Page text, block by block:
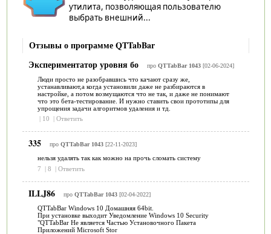
утилита, позволяющая пользователю
выбрать внешний...
Отзывы о программе QTTabBar
Экспериментатор уровня бо
про QTTabBar 1043[02-06-2024]
Люди просто не разобравшись что качают сразу же,
устанавливают,а когда установили даже не разбираются в
настройке, а потом возмущаются что не так, и даже не понимают
что это бета-тестирование. И нужно ставить свои прототипы для
упрощения задачи алгоритмов удаления и тд.
10 Ответить
335 про QTTabBar 1043[22-11-2023]
нельзя удалять так как можно на прочь сломать систему
7
| 8 | Ответить
ILLJ86 про QTTabBar 1043[02-04-2022]
QTTabBar Windows 10 Домашняя 64bit.
При установке выходит Уведомление Windows 10 Security
"QTTabBar Не является Частью Установочного Пакета
Приложений Microsoft Stor